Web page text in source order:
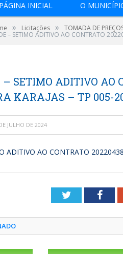
PÁGINA INICIAL O
» Licitações » TOMADA DE
– SETIMO ADITIVO AO CONTRATO
– SETIMO ADITIVO AO
KARAJAS – TP 005-
JULHO DE 2024
ADITIVO AO CONTRATO
Twitter